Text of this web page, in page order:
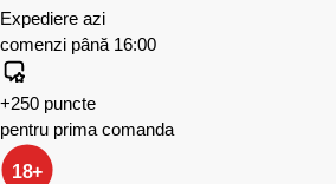
Expediere azi
comenzi până 16:00
+250 puncte
pentru prima comanda
18+